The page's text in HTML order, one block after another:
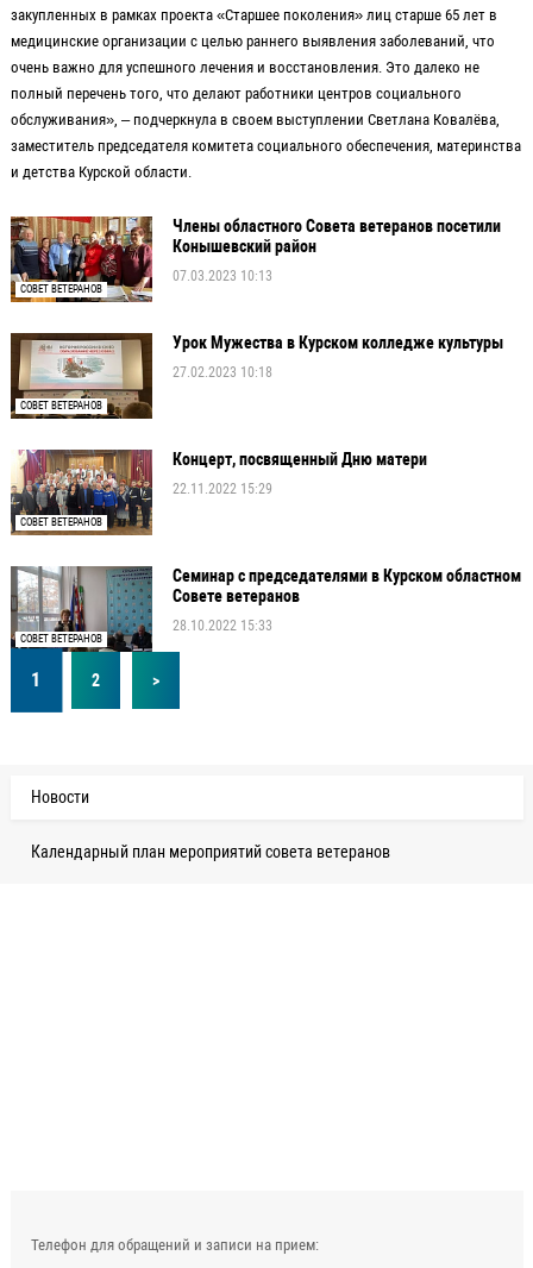
Новости
Календарный план мероприятий совета ветеранов
закупленных в рамках проекта «Старшее поколения» лиц старше 65 лет в
медицинские организации с целью раннего выявления заболеваний, что
очень важно для успешного лечения и восстановления. Это далеко не
полный перечень того, что делают работники центров социального
обслуживания», – подчеркнула в своем выступлении Светлана Ковалёва,
заместитель председателя комитета социального обеспечения, материнства
и детства Курской области.
СОВЕТ ВЕТЕРАНОВ
Члены областного Совета ветеранов посетили
Конышевский район
07.03.2023 10:13
СОВЕТ ВЕТЕРАНОВ
Урок Мужества в Курском колледже культуры
27.02.2023 10:18
СОВЕТ ВЕТЕРАНОВ
Концерт, посвященный Дню матери
22.11.2022 15:29
СОВЕТ ВЕТЕРАНОВ
Семинар с председателями в Курском областном
Совете ветеранов
28.10.2022 15:33
1 2 >
Телефон для обращений и записи на прием: